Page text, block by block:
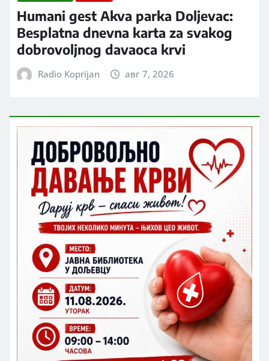
Humani gest Akva parka Doljevac:
Besplatna dnevna karta za svakog
dobrovoljnog davaoca krvi
Radio Koprijan авг 7, 2026